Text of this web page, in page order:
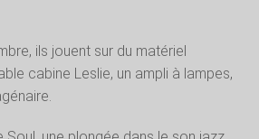
ils jouent sur du matériel
cabine Leslie, un ampli à lampes,